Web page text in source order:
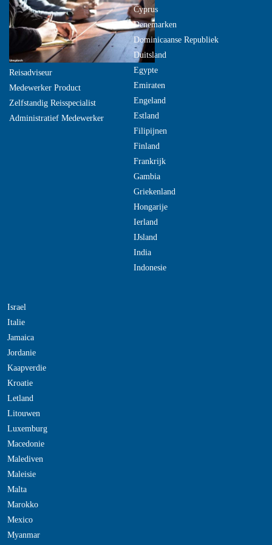
Reisadviseur
Medewerker Product
Zelfstandig Reisspecialist
Administratief Medewerker
Cyprus
Denemarken
Dominicaanse Republiek
Duitsland
Egypte
Emiraten
Engeland
Estland
Filipijnen
Finland
Frankrijk
Gambia
Griekenland
Hongarije
Ierland
IJsland
India
Indonesie
Israel
Italie
Jamaica
Jordanie
Kaapverdie
Kroatie
Letland
Litouwen
Luxemburg
Macedonie
Malediven
Maleisie
Malta
Marokko
Mexico
Myanmar